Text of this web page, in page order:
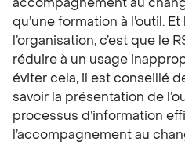
qu’une formation à l’outil.
l’organisation, c’est que le
réduire à un usage
éviter cela, il est conseillé
savoir la présentation de
processus d’information
l’accompagnement au